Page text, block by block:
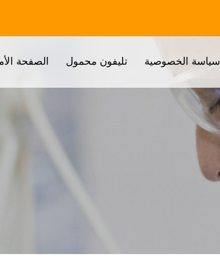
الصفحة تليفون محمول سياسة الخصوصية